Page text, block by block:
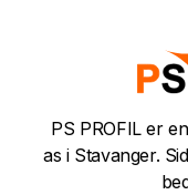
PS PROFIL er
as i Stavanger.